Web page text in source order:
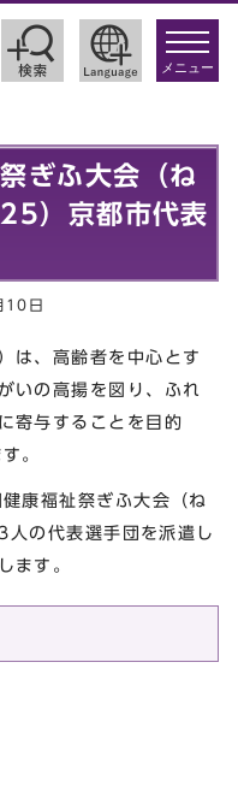
toggle
メニュー
ぎふ大会（ね
）京都市代表
10日
は、高齢者を中心とす
いの高揚を図り、ふれ
寄与することを目的
。
康福祉祭ぎふ大会（ね
の代表選手団を派遣し
ます。